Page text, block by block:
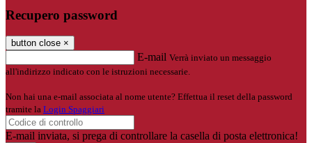
Recupero password
button close ×
E-mail Verrà inviato un messaggio
all'indirizzo indicato con le istruzioni necessarie.
Non hai una e-mail associata al nome utente? Effettua il reset della password
tramite la Login Spaggiari
E-mail inviata, si prega di controllare la casella di posta elettronica!